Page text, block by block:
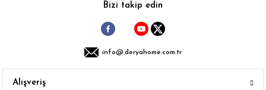
Gönder
Bizi takip edin
info@.deryahome.com.tr
Alışveriş